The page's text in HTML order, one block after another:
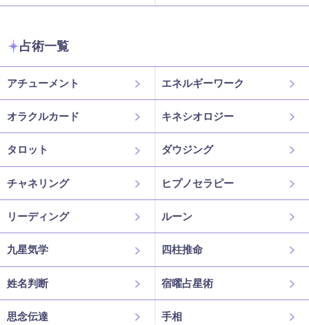
占術一覧
アチューメント エネルギーワーク
オラクルカード キネシオロジー
タロット ダウジング
チャネリング ヒプノセラピー
リーディング ルーン
九星気学 四柱推命
姓名判断 宿曜占星術
思念伝達 手相